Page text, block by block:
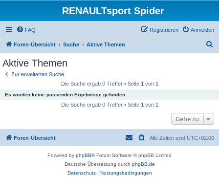
RENAULTsport Spider
FAQ Anmelden
Registrieren
Foren-Übersicht Suche Aktive Themen
Aktive Themen
Zur erweiterten Suche
Die Suche ergab 0 Treffer • Seite 1 von 1
Es wurden keine passenden Ergebnisse gefunden.
Die Suche ergab 0 Treffer • Seite 1 von 1
Gehe zu
Foren-Übersicht Alle Zeiten sind UTC+02:00
Powered by phpBB® Forum Software © phpBB Limited
Deutsche Übersetzung durch phpBB.de
Datenschutz| Nutzungsbedingungen